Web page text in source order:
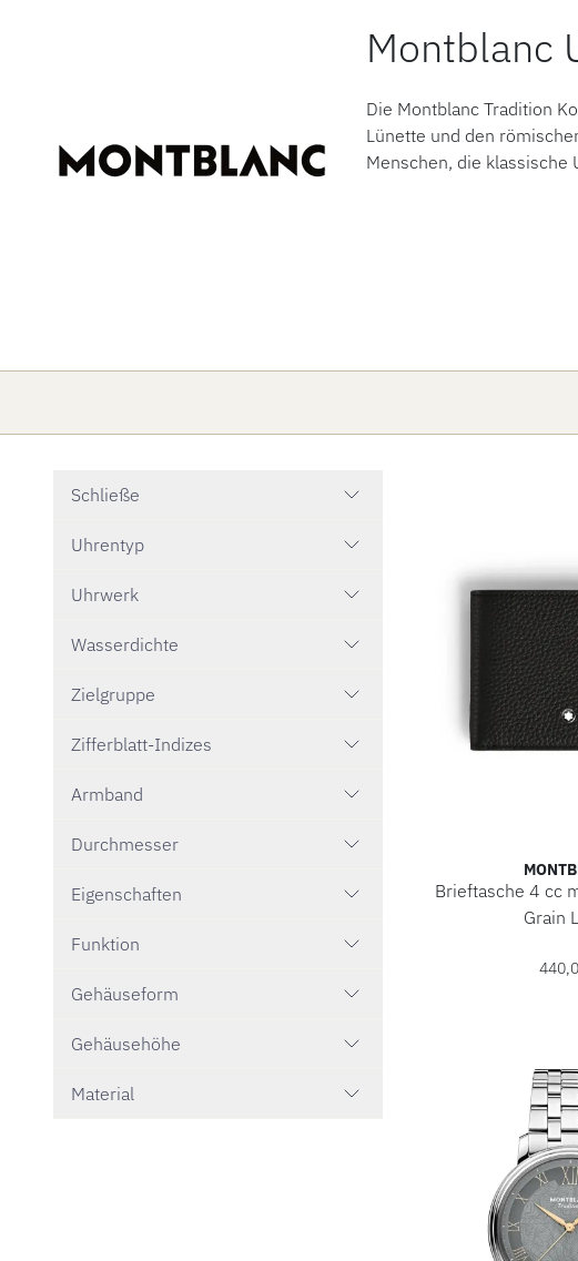
Montblanc
Die Montblanc Tradition
Lünette und den
Menschen, die
Schließe
Uhrentyp
Uhrwerk
Wasserdichte
Zielgruppe
Zifferblatt-Indizes
Armband
Durchmesser
Eigenschaften
Funktion
Gehäuseform
Gehäusehöhe
Material
Brieftasche 4 cc
Grain